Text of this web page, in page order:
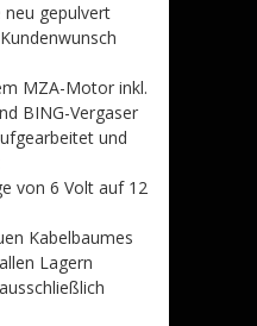
neu gepulvert
MZA-Motor inkl.
BING-Vergaser
und
von 6 Volt auf 12
Kabelbaumes
Lagern